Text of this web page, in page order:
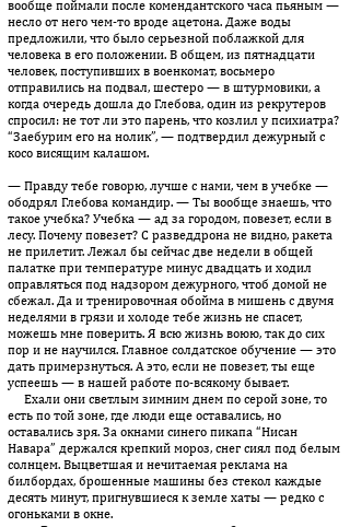
вообще поймали после комендантского часа пьяным —
несло от него чем-то вроде ацетона. Даже воды
предложили, что было серьезной поблажкой для
человека в его положении. В общем, из пятнадцати
человек, поступивших в военкомат, восьмеро
отправились на подвал, шестеро — в штурмовики, а
когда очередь дошла до Глебова, один из рекрутеров
спросил: не тот ли это парень, что козлил у психиатра?
“Заебурим его на нолик”, — подтвердил дежурный с
косо висящим калашом.
— Правду тебе говорю, лучше с нами, чем в учебке —
ободрял Гле­бо­ва командир. — Ты вообще знаешь, что
такое учебка? Учеб­ка — ад за городом, повезет, если в
лесу. Почему повезет? С разведдрона не видно, ракета
не прилетит. Лежал бы сейчас две недели в общей
палатке при температуре минус двадцать и ходил
оправляться под надзором дежурного, чтоб домой не
сбежал. Да и трениро­воч­ная обойма в мишень с двумя
неделями в грязи и холоде тебе жизнь не спасет,
можешь мне поверить. Я всю жизнь воюю, так до сих
пор и не научился. Главное солдатское обучение — это
дать примерзнуться. А это, если не повезет, ты еще
успеешь — в нашей работе по-всякому бывает.
Ехали они светлым зимним днем по серой зоне, то
есть по той зоне, где люди еще оставались, но
оставались зря. За окнами синего пикапа “Нисан
Навара” держался крепкий мороз, снег сиял под белым
солнцем. Выцветшая и нечитаемая реклама на
билбордах, брошенные машины без стекол каждые
десять минут, пригнувшиеся к земле хаты — редко с
огоньками в окне.